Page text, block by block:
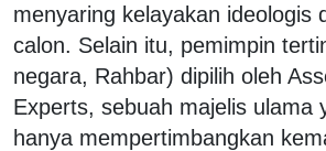
menyaring kelayakan ideologis
calon. Selain itu, pemimpin
negara, Rahbar) dipilih oleh
Experts, sebuah majelis ulama
hanya mempertimbangkan